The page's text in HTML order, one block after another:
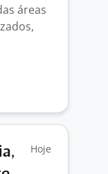
áreas
Hoje